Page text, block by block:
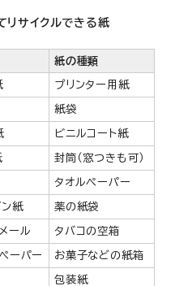
リサイクルできる紙
紙の種類
プリンター用紙
紙袋
ビニルコート紙
封筒（窓つきも可）
タオルペーパー
ン紙 薬の紙袋
ール タバコの空箱
ーパー お菓子などの紙箱
包装紙